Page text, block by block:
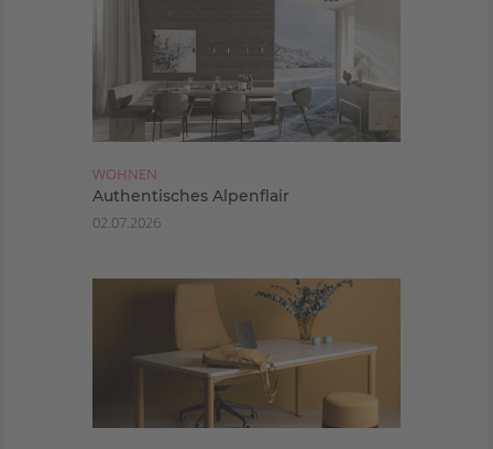
WOHNEN
Authentisches Alpenflair
02.07.2026